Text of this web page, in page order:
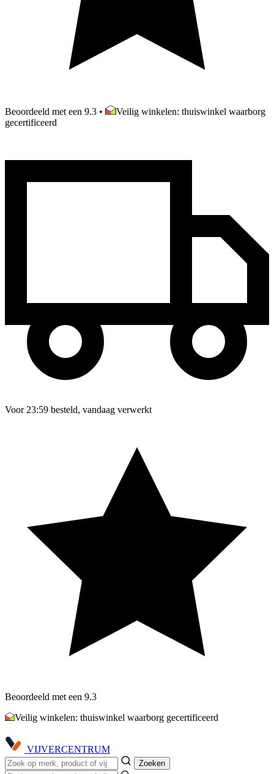
Beoordeeld met een 9.3 •
Veilig winkelen: thuiswinkel waarborg
gecertificeerd
Voor 23:59 besteld, vandaag verwerkt
Beoordeeld met een 9.3
Veilig winkelen: thuiswinkel waarborg gecertificeerd
VIJVERCENTRUM
Zoeken